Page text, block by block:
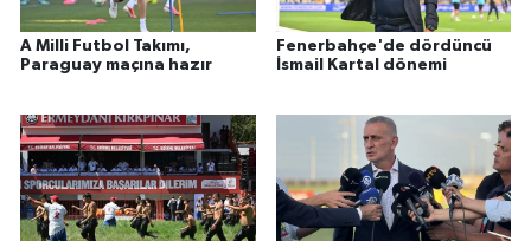
A Milli Futbol Takımı,
Paraguay maçına hazır
Fenerbahçe'de dördüncü
İsmail Kartal dönemi